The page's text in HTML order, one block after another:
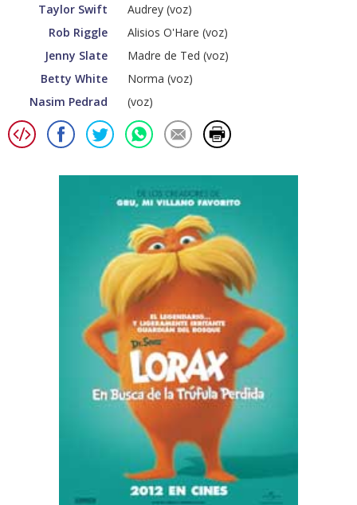
Taylor Swift
Audrey (voz)
Rob Riggle
Alisios O'Hare (voz)
Jenny Slate
Madre de Ted (voz)
Betty White
Norma (voz)
Nasim Pedrad
(voz)